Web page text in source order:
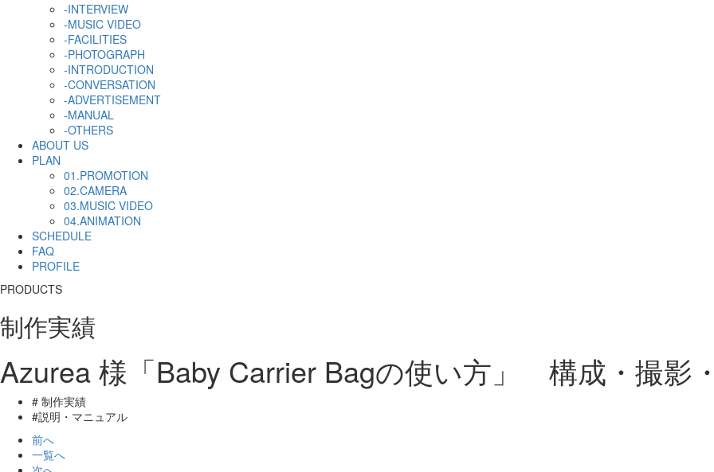
-INTERVIEW
-MUSIC VIDEO
-FACILITIES
-PHOTOGRAPH
-INTRODUCTION
-CONVERSATION
-ADVERTISEMENT
-MANUAL
-OTHERS
ABOUT US
PLAN
01.PROMOTION
02.CAMERA
03.MUSIC VIDEO
04.ANIMATION
SCHEDULE
FAQ
PROFILE
PRODUCTS
制作実績
Azurea 様「Baby Carrier Bagの使い方」 構成・撮影
# 制作実績
#説明・マニュアル
前へ
一覧へ